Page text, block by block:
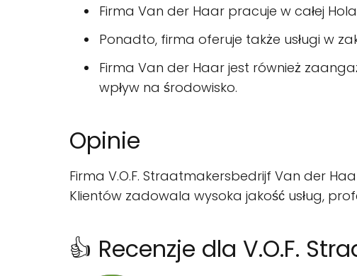
Firma Van der Haar pracuje w całej
Ponadto, firma oferuje także usługi w
Firma Van der Haar jest również
wpływ na środowisko.
Opinie
Firma V.O.F. Straatmakersbedrijf Van der
Klientów zadowala wysoka jakość usług,
👍 Recenzje dla V.O.F.